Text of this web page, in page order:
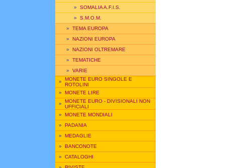
» SOMALIA A.F.I.S.
» S.M.O.M.
» TEMA EUROPA
» NAZIONI EUROPA
» NAZIONI OLTREMARE
» TEMATICHE
» VARIE
» MONETE EURO SINGOLE E
ROTOLINI
» MONETE LIRE
» MONETE EURO - DIVISIONALI NON
UFFICIALI
» MONETE MONDIALI
» PADANIA
» MEDAGLIE
» BANCONOTE
» CATALOGHI